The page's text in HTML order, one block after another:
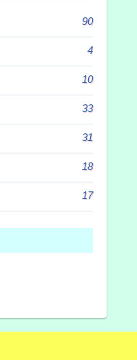
90
4
10
33
31
18
17